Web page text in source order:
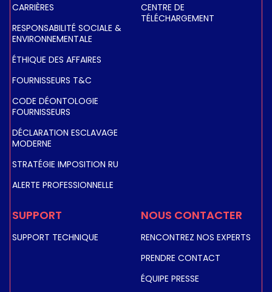
CARRIÈRES
RESPONSABILITÉ SOCIALE &
ENVIRONNEMENTALE
ÉTHIQUE DES AFFAIRES
FOURNISSEURS T&C
CODE DÉONTOLOGIE
FOURNISSEURS
DÉCLARATION ESCLAVAGE
MODERNE
STRATÉGIE IMPOSITION RU
ALERTE PROFESSIONNELLE
CENTRE DE
TÉLÉCHARGEMENT
SUPPORT
SUPPORT TECHNIQUE
NOUS CONTACTER
RENCONTREZ NOS EXPERTS
PRENDRE CONTACT
ÉQUIPE PRESSE